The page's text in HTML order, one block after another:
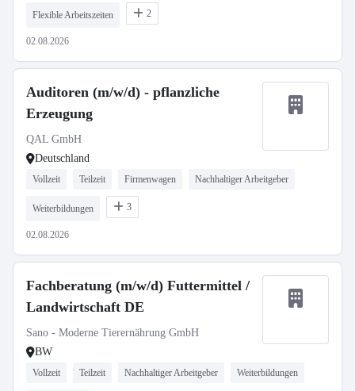
Flexible Arbeitszeiten 2
02.08.2026
Auditoren (m/w/d) - pflanzliche
Erzeugung
QAL GmbH
Deutschland
Vollzeit Teilzeit Firmenwagen Nachhaltiger Arbeitgeber
Weiterbildungen 3
02.08.2026
Fachberatung (m/w/d) Futtermittel /
Landwirtschaft DE
Sano - Moderne Tierernährung GmbH
BW
Vollzeit Teilzeit Nachhaltiger Arbeitgeber Weiterbildungen